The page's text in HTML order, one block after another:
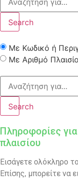
Search
Με Κωδικό ή
Με Αριθμό
Search
Πληροφορίες
πλαισίου
Εισάγετε ολόκληρο
Επίσης, μπορείτε να